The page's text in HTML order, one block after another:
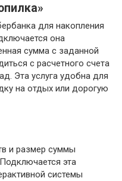
для накопления
она
сумма с заданной
с расчетного счета
Эта услуга удобна для
на отдых или дорогую
и размер суммы
эта
системы